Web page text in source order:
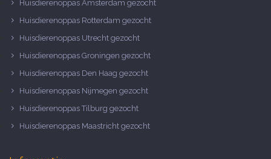
Huisdierenoppas Amsterdam gezocht
Huisdierenoppas Rotterdam gezocht
Huisdierenoppas Utrecht gezocht
Huisdierenoppas Groningen gezocht
Huisdierenoppas Den Haag gezocht
Huisdierenoppas Nijmegen gezocht
Huisdierenoppas Tilburg gezocht
Huisdierenoppas Maastricht gezocht